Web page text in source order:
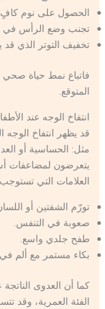
الحصول على نوم
تجنب وضع الرأس في
تخفيف التوتر الذي
فاتباع نمط حياة
المتوقع.
انتفاخ الوجه عند
قد يظهر انتفاخ الوجه
مثل: الحساسية أو
يتعرضون لمضاعفات
العلامات التي
تورّم الشفتين أو
صعوبة في التنفس.
طفح جلدي واسع.
بكاء مستمر مع ألم في
كما أن العدوى
الفئة العمرية، وقد